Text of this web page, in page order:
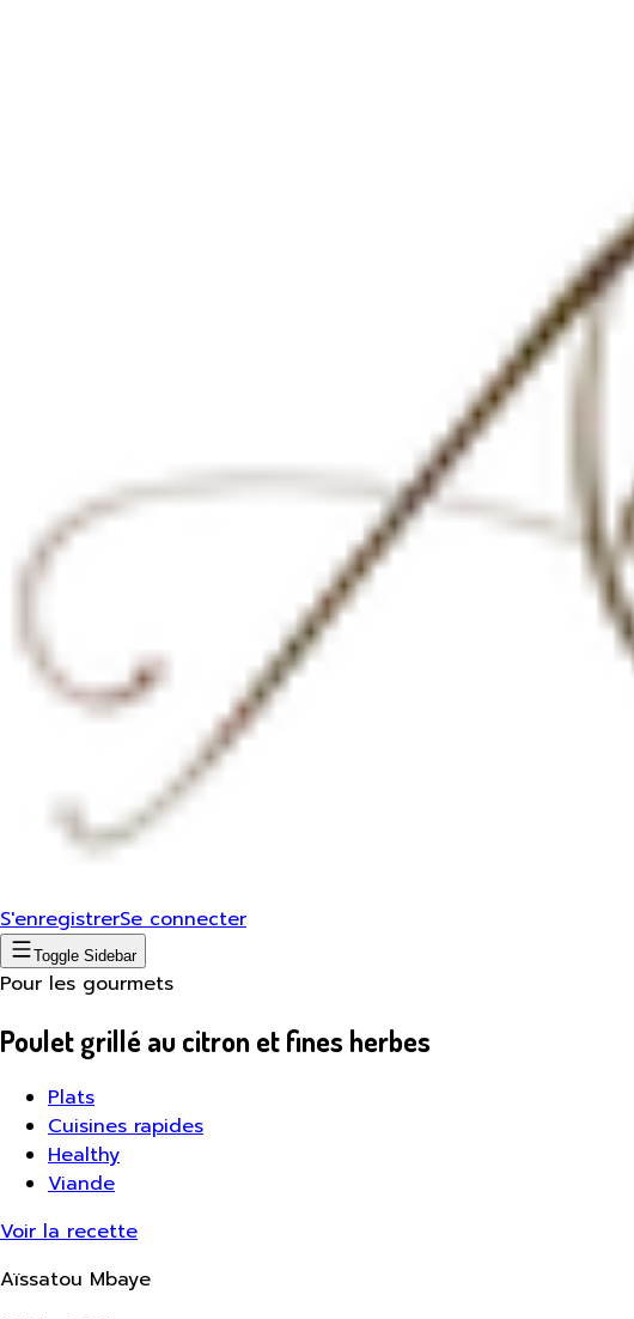
S'enregistrerSe connecter
Toggle Sidebar
Pour les gourmets
Poulet grillé au citron et fines herbes
Plats
Cuisines rapides
Healthy
Viande
Voir la recette
Aïssatou Mbaye